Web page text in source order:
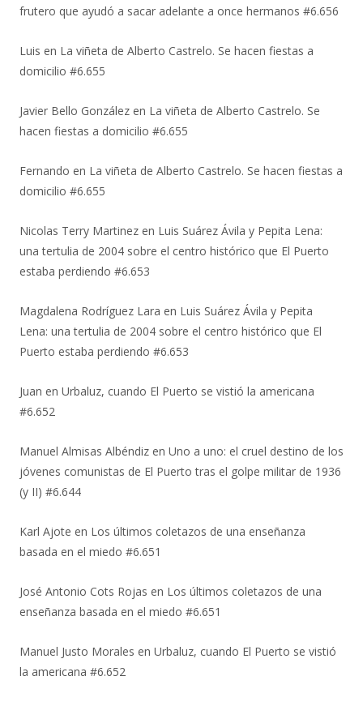
frutero que ayudó a sacar adelante a once hermanos #6.656
Luis en La viñeta de Alberto Castrelo. Se hacen fiestas a
domicilio #6.655
Javier Bello González en La viñeta de Alberto Castrelo. Se
hacen fiestas a domicilio #6.655
Fernando en La viñeta de Alberto Castrelo. Se hacen fiestas a
domicilio #6.655
Nicolas Terry Martinez en Luis Suárez Ávila y Pepita Lena:
una tertulia de 2004 sobre el centro histórico que El Puerto
estaba perdiendo #6.653
Magdalena Rodríguez Lara en Luis Suárez Ávila y Pepita
Lena: una tertulia de 2004 sobre el centro histórico que El
Puerto estaba perdiendo #6.653
Juan en Urbaluz, cuando El Puerto se vistió la americana
#6.652
Manuel Almisas Albéndiz en Uno a uno: el cruel destino de los
jóvenes comunistas de El Puerto tras el golpe militar de 1936
(y II) #6.644
Karl Ajote en Los últimos coletazos de una enseñanza
basada en el miedo #6.651
José Antonio Cots Rojas en Los últimos coletazos de una
enseñanza basada en el miedo #6.651
Manuel Justo Morales en Urbaluz, cuando El Puerto se vistió
la americana #6.652